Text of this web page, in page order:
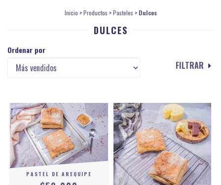
Inicio > Productos > Pasteles > Dulces
DULCES
Ordenar por
FILTRAR
PASTEL DE AREQUIPE